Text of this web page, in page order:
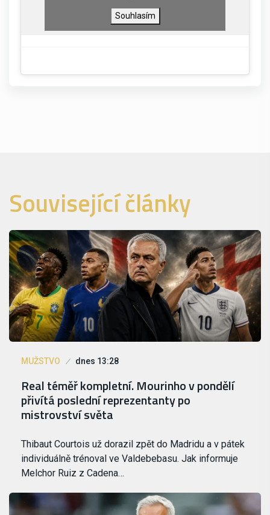
Souhlasím
Související články
MUŽSTVO dnes 13:28
Real téměř kompletní. Mourinho v pondělí
přivítá poslední reprezentanty po
mistrovství světa
Thibaut Courtois už dorazil zpět do Madridu a v pátek
individuálně trénoval ve Valdebebasu. Jak informuje
Melchor Ruiz z Cadena…